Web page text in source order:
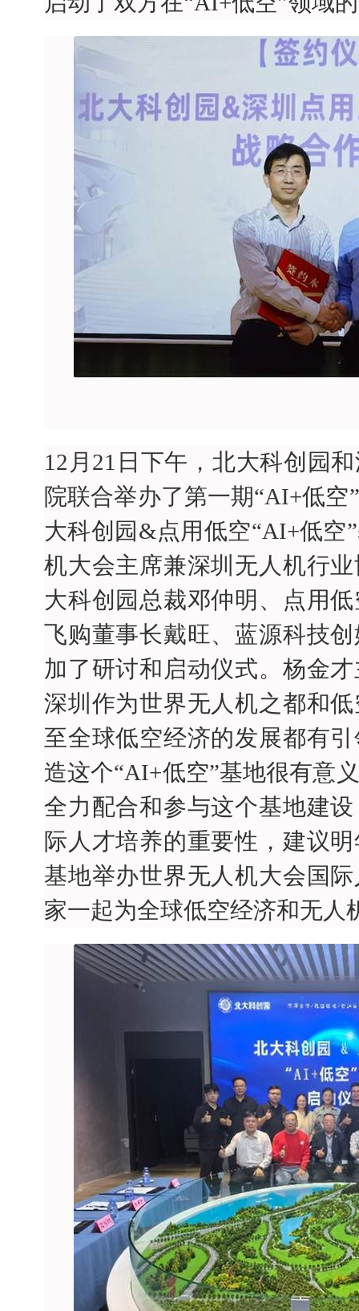
12月21日下午，北大科创园
院联合举办了第一期“AI+低
大科创园&点用低空“AI+低空
机大会主席兼深圳无人机行
大科创园总裁邓仲明、点用
飞购董事长戴旺、蓝源科技
加了研讨和启动仪式。杨金
深圳作为世界无人机之都和
至全球低空经济的发展都有
造这个“AI+低空”基地很有意
全力配合和参与这个基地建
际人才培养的重要性，建议
基地举办世界无人机大会国
家一起为全球低空经济和无人